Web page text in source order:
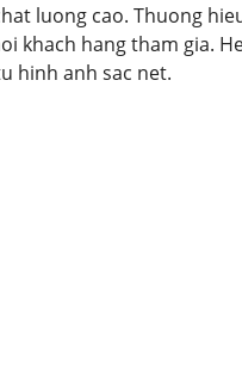
luong cao. Thuong
khach hang tham gia.
hinh anh sac net.